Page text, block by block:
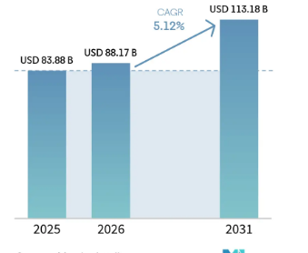
画像 © Mordor Intelligence。再利